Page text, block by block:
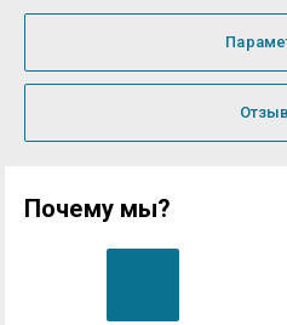
Почему мы?